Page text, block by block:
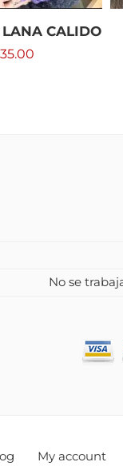
LANA CALIDO
No se
My account